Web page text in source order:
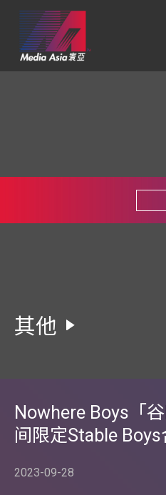
其他
Nowhere Boys「
间限定Stable Boys
2023-09-28